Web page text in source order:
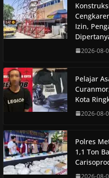
Izin,
2026-08-
Pelajar
Kota
2026-08-
Polres
1,1 Ton
2026-08-